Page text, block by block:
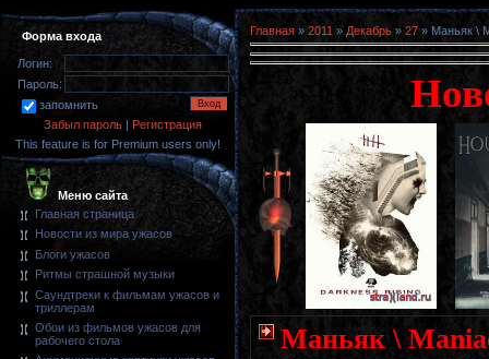
Форма входа
Логин:
Пароль:
запомнить
Забыл пароль | Регистрация
This feature is for Premium users only!
Меню сайта
Главная страница
Новости из мира ужасов
Блоги ужасов
Ритмы страшной музыки
Саундтреки к фильмам ужасов и
триллерам
Обои из фильмов ужасов для
рабочего стола
Главная » 2011 » Декабрь » 27 » Маньяк \
Маньяк \